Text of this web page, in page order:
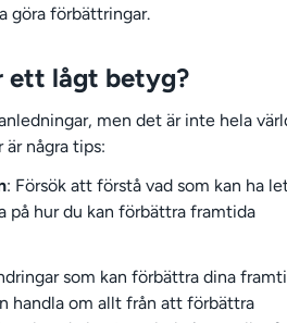
göra förbättringar.
ett lågt betyg?
men det är inte hela
några tips:
: Försök att förstå vad som kan ha
på hur du kan förbättra framtida
som kan förbättra dina
handla om allt från att förbättra